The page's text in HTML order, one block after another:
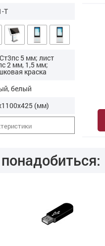
T
5 мм; лист
2 мм, 1,5 мм;
краска
белый
(мм)